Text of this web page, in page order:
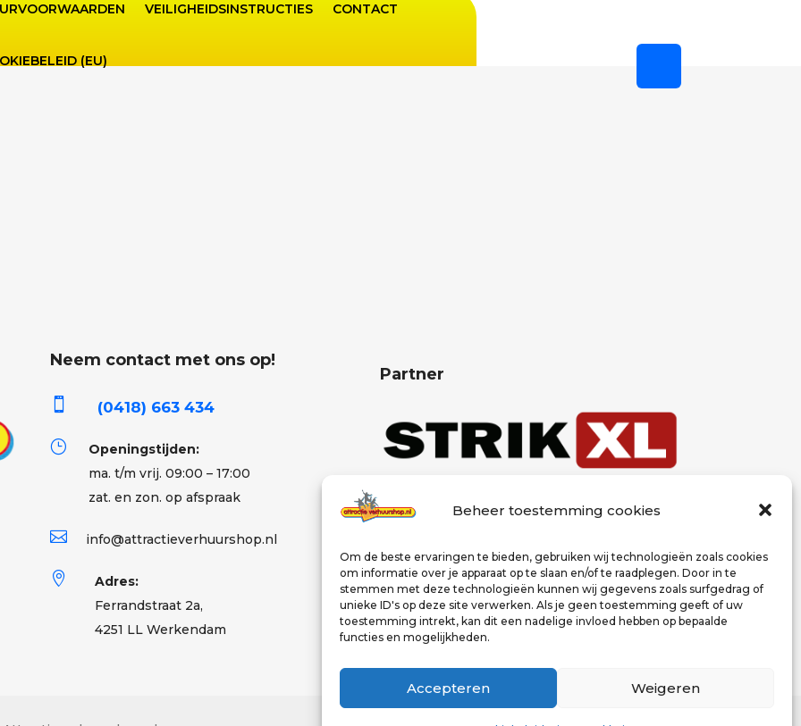
Beheer toestemming cookies
Om de beste ervaringen te bieden, gebruiken wij technologieën zoals cookies
om informatie over je apparaat op te slaan en/of te raadplegen. Door in te
stemmen met deze technologieën kunnen wij gegevens zoals surfgedrag of
unieke ID's op deze site verwerken. Als je geen toestemming geeft of uw
toestemming intrekt, kan dit een nadelige invloed hebben op bepaalde
functies en mogelijkheden.
Accepteren Weigeren
VEILIGHEIDSINSTRUCTIES CONTACT
(EU)
Neem contact met ons op!
 (0418) 663 434
}
Openingstijden:
ma. t/m vrij. 09:00 – 17:00
zat. en zon. op afspraak
 info@attractieverhuurshop.nl

Adres:
Ferrandstraat 2a,
4251 LL Werkendam
Partner